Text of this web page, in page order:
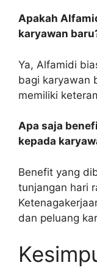
Apakah
karyawan
Ya, Alfamidi
bagi karyawan
memiliki
Apa saja
kepada
Benefit yang
tunjangan hari
dan peluang